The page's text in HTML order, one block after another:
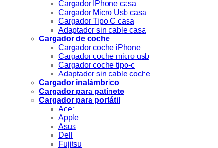
Cargador IPhone casa
Cargador Micro Usb casa
Cargador Tipo C casa
Adaptador sin cable casa
Cargador de coche
Cargador coche iPhone
Cargador coche micro usb
Cargador coche tipo-c
Adaptador sin cable coche
Cargador inalámbrico
Cargador para patinete
Cargador para portátil
Acer
Apple
Asus
Dell
Fujitsu